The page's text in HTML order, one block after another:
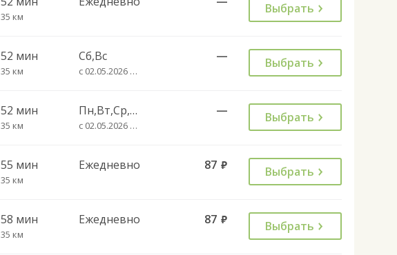
35 км
Выбрать
52 мин
35 км
Сб,Вс
с 02.05.2026 до 01.10.2026
— Выбрать
52 мин
35 км
Пн,Вт,Ср,Чт,Пт
с 02.05.2026 до 01.10.2026
— Выбрать
55 мин
35 км
Ежедневно 87 руб. Выбрать
58 мин
35 км
Ежедневно 87 руб. Выбрать